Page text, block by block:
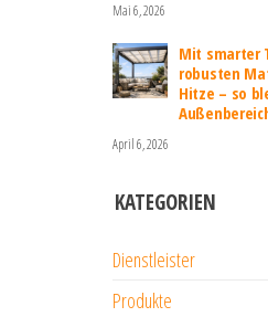
Mai 6, 2026
Mit smarter
robusten
Hitze – so
April 6, 2026
KATEGORIEN
Dienstleister
Produkte